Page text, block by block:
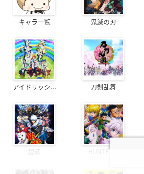
キャラ一覧 鬼滅の刃
アイドリッシ... 刀剣乱舞
銀魂 HUNTER...